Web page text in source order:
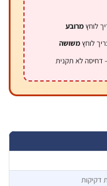
מרובע
משושה